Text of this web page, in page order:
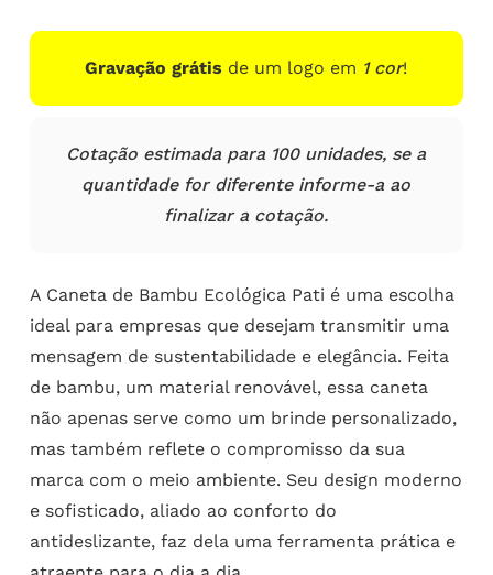
clientes
Gravação grátis de um logo em 1 cor!
Cotação estimada para 100 unidades, se a
quantidade for diferente informe-a ao
finalizar a cotação.
A Caneta de Bambu Ecológica Pati é uma escolha
ideal para empresas que desejam transmitir uma
mensagem de sustentabilidade e elegância. Feita
de bambu, um material renovável, essa caneta
não apenas serve como um brinde personalizado,
mas também reflete o compromisso da sua
marca com o meio ambiente. Seu design moderno
e sofisticado, aliado ao conforto do
antideslizante, faz dela uma ferramenta prática e